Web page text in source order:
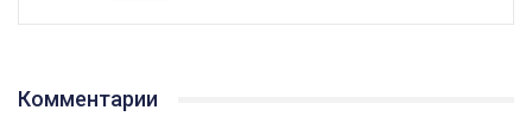
Комментарии